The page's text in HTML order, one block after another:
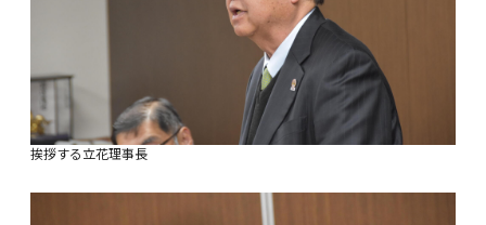
挨拶する立花理事長